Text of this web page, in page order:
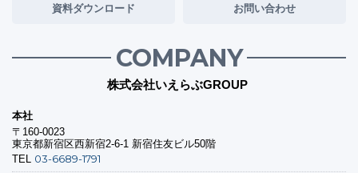
資料ダウンロード お問い合わせ
COMPANY
株式会社いえらぶGROUP
本社
〒160-0023
東京都新宿区西新宿2-6-1 新宿住友ビル50階
TEL 03-6689-1791